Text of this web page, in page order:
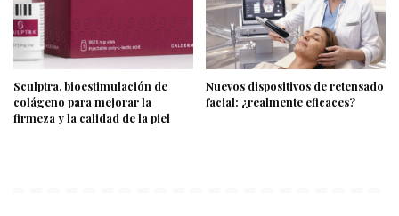
Sculptra, bioestimulación de
colágeno para mejorar la
firmeza y la calidad de la piel
Nuevos dispositivos de retensado
facial: ¿realmente eficaces?